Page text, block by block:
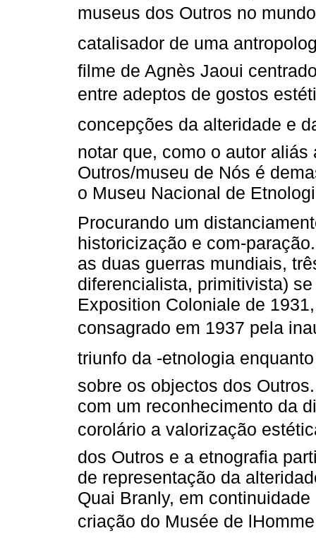
museus dos Outros no
catalisador de uma
filme de Agnès Jaoui
entre adeptos de gostos
concepções da alteridade e
notar que, como o autor
Outros/museu de Nós é
o Museu Nacional de
Procurando um
historicização e com-
as duas guerras mundiais,
diferencialista, primitivista)
Exposition Coloniale de
consagrado em 1937 pela
triunfo da -etnologia
sobre os objectos dos
com um reconhecimento da
corolário a valorização
dos Outros e a etnografia
de representação da
Quai Branly, em
criação do Musée de